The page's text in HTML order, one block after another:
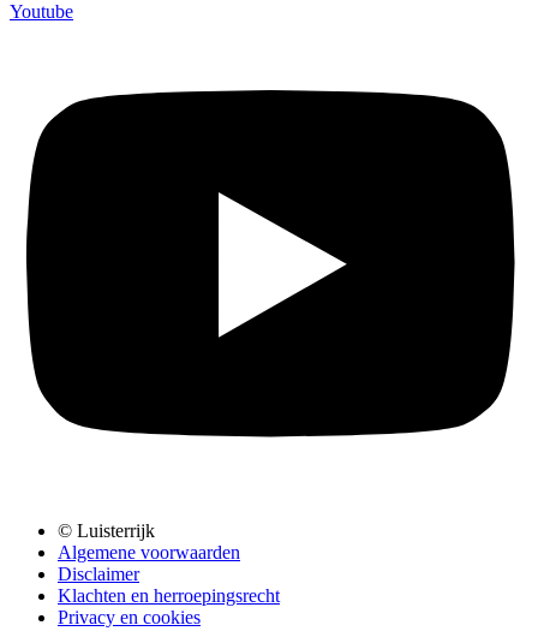
Youtube
© Luisterrijk
Algemene voorwaarden
Disclaimer
Klachten en herroepingsrecht
Privacy en cookies